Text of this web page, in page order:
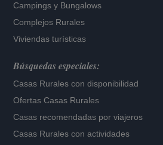
Campings y Bungalows
Complejos Rurales
Viviendas turísticas
Búsquedas especiales:
Casas Rurales con disponibilidad
Ofertas Casas Rurales
Casas recomendadas por viajeros
Casas Rurales con actividades